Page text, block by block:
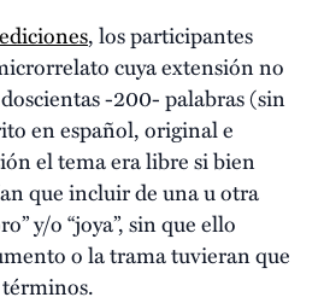
, los participantes
cuya extensión no
-200- palabras (sin
en español, original e
el tema era libre si bien
que incluir de una u otra
y/o “joya”, sin que ello
o la trama tuvieran que